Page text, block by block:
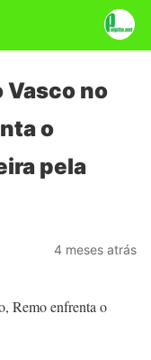
Vasco no
o
pela
4 meses atrás
Remo enfrenta o